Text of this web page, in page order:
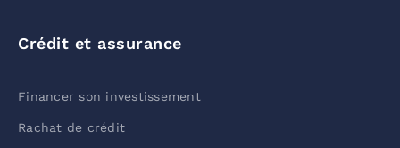
Crédit et assurance
Financer son investissement
Rachat de crédit